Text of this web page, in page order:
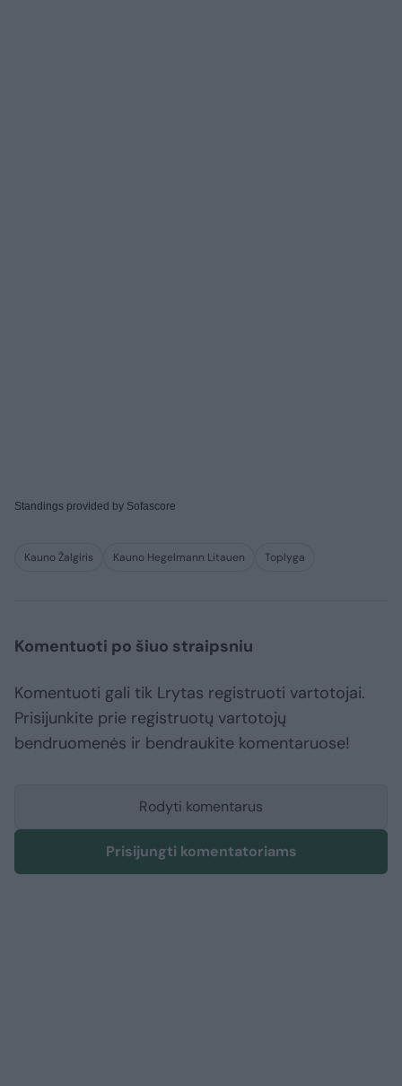
Standings provided by Sofascore
Kauno Žalgiris Kauno Hegelmann Litauen Toplyga
Komentuoti po šiuo straipsniu
Komentuoti gali tik Lrytas registruoti vartotojai.
Prisijunkite prie registruotų vartotojų
bendruomenės ir bendraukite komentaruose!
Rodyti komentarus
Prisijungti komentatoriams